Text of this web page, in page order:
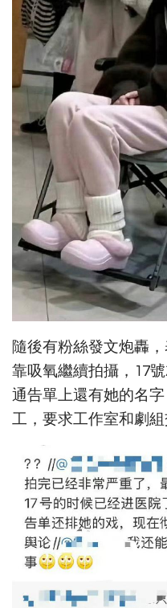
隨後有粉絲發文炮轟
靠吸氧繼續拍攝，17
通告單上還有她的名
工，要求工作室和劇組